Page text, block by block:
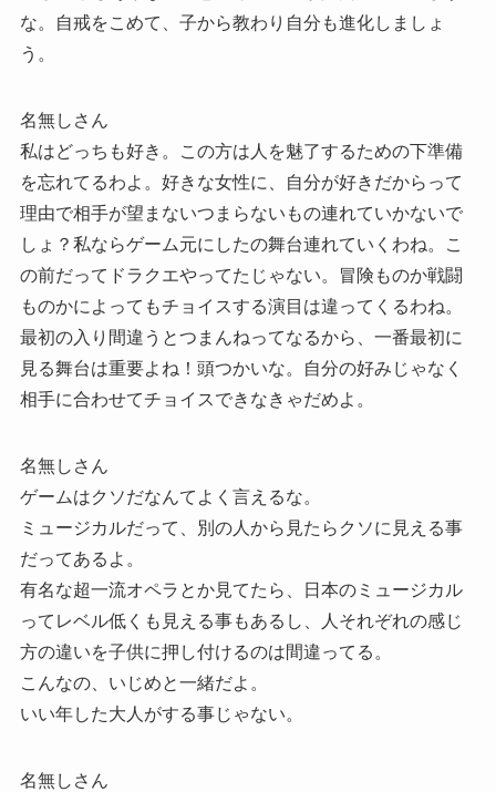
な。自戒をこめて、子から教わり自分も進化しましょ
う。
名無しさん
私はどっちも好き。この方は人を魅了するための下準備
を忘れてるわよ。好きな女性に、自分が好きだからって
理由で相手が望まないつまらないもの連れていかないで
しょ？私ならゲーム元にしたの舞台連れていくわね。こ
の前だってドラクエやってたじゃない。冒険ものか戦闘
ものかによってもチョイスする演目は違ってくるわね。
最初の入り間違うとつまんねってなるから、一番最初に
見る舞台は重要よね！頭つかいな。自分の好みじゃなく
相手に合わせてチョイスできなきゃだめよ。
名無しさん
ゲームはクソだなんてよく言えるな。
ミュージカルだって、別の人から見たらクソに見える事
だってあるよ。
有名な超一流オペラとか見てたら、日本のミュージカル
ってレベル低くも見える事もあるし、人それぞれの感じ
方の違いを子供に押し付けるのは間違ってる。
こんなの、いじめと一緒だよ。
いい年した大人がする事じゃない。
名無しさん